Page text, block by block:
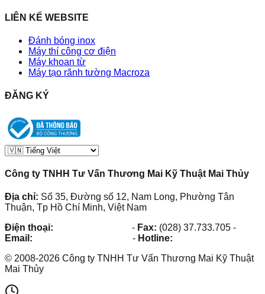
LIÊN KẾ WEBSITE
Đánh bóng inox
Máy thí công cơ điện
Máy khoan từ
Máy tạo rãnh tường Macroza
ĐĂNG KÝ
Công ty TNHH Tư Vấn Thương Mai Kỹ Thuật Mai Thủy
Địa chỉ: Số 35, Đường số 12, Nam Long, Phường Tân
Thuận, Tp Hồ Chí Minh, Việt Nam
Điện thoại:
- Fax: (028) 37.733.705 -
Email:
- Hotline:
© 2008-2026 Công ty TNHH Tư Vấn Thương Mai Kỹ Thuật
Mai Thủy